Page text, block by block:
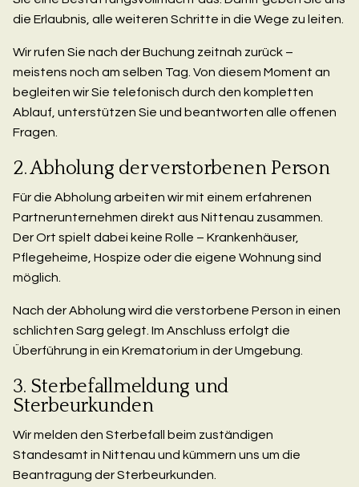
die Erlaubnis, alle weiteren Schritte in die Wege zu leiten.
Wir rufen Sie nach der Buchung zeitnah zurück –
meistens noch am selben Tag. Von diesem Moment an
begleiten wir Sie telefonisch durch den kompletten
Ablauf, unterstützen Sie und beantworten alle offenen
Fragen.
2. Abholung der verstorbenen Person
Für die Abholung arbeiten wir mit einem erfahrenen
Partnerunternehmen direkt aus Nittenau zusammen.
Der Ort spielt dabei keine Rolle – Krankenhäuser,
Pflegeheime, Hospize oder die eigene Wohnung sind
möglich.
Nach der Abholung wird die verstorbene Person in einen
schlichten Sarg gelegt. Im Anschluss erfolgt die
Überführung in ein Krematorium in der Umgebung.
3. Sterbefallmeldung und
Sterbeurkunden
Wir melden den Sterbefall beim zuständigen
Standesamt in Nittenau und kümmern uns um die
Beantragung der Sterbeurkunden.